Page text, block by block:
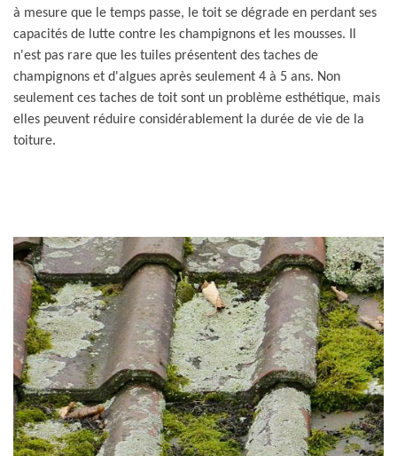
à mesure que le temps passe, le toit se dégrade en perdant ses
capacités de lutte contre les champignons et les mousses. Il
n'est pas rare que les tuiles présentent des taches de
champignons et d'algues après seulement 4 à 5 ans. Non
seulement ces taches de toit sont un problème esthétique, mais
elles peuvent réduire considérablement la durée de vie de la
toiture.